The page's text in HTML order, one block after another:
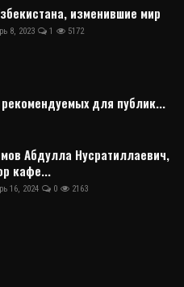
изменившие мир
8, 2023 1 5172
для публик...
Абдулла Нусратиллаевич,
кафе...
16, 2024 0 2163